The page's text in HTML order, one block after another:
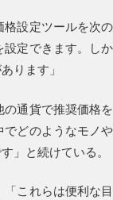
設定ツールを次
定できます。し
ります」
通貨で推奨価格
どのようなモノ
」と続けている。
これらは便利な目